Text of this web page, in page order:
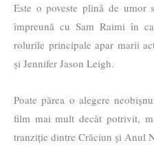
Este o poveste plină de umor
împreună cu Sam Raimi în
rolurile principale apar marii
și Jennifer Jason Leigh.
Poate părea o alegere
film mai mult decât potrivit,
tranziție dintre Crăciun și Anul